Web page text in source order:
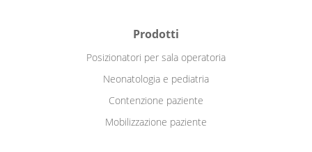
Prodotti
Posizionatori per sala operatoria
Neonatologia e pediatria
Contenzione paziente
Mobilizzazione paziente